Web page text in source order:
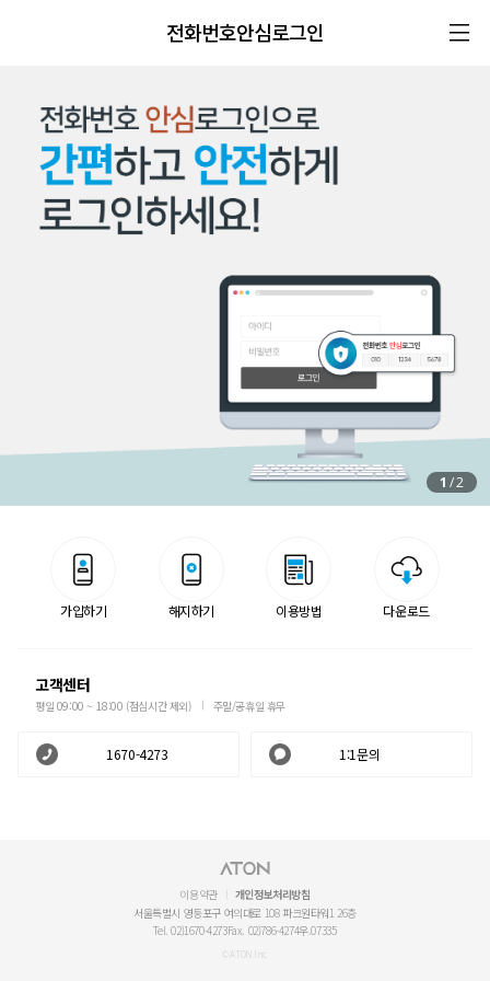
전화번호안심로그인
1 /2
가입하기 해지하기 이용방법 다운로드
고객센터
평일 09:00 ~ 18:00 (점심시간 제외) 주말/공휴일 휴무
1670-4273 1:1문의
이용약관
개인정보처리방침
서울특별시 영등포구 여의대로 108 파크원타워1 26층
Tel. 02)1670-4273Fax. 02)786-4274우.07335
© ATON Inc.